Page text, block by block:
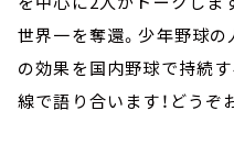
世界一を奪還。少年野球
の効果を国内野球で持続
線で語り合います！どうぞ